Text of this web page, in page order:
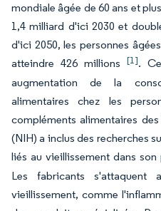
mondiale âgée de 60 ans et
1,4 milliard d'ici 2030 et
d'ici 2050, les personnes
atteindre 426 millions [1].
augmentation de la
alimentaires chez les
compléments alimentaires
(NIH) a inclus des recherches
liés au vieillissement dans
Les fabricants s'attaquent
vieillissement, comme